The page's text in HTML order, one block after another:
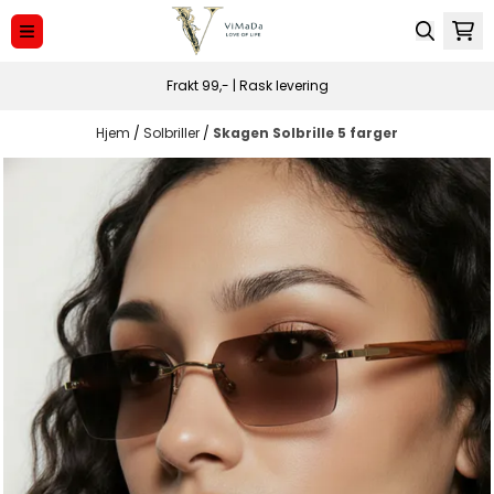
Hopp til innhold
Frakt 99,- | Rask levering
Hjem / Solbriller / Skagen Solbrille 5 farger